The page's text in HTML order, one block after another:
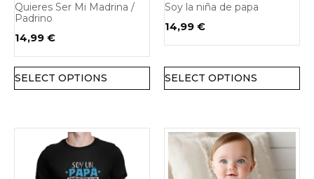
Quieres Ser Mi Madrina /
Padrino
14,99 €
SELECT OPTIONS
Soy la niña de papa
14,99 €
SELECT OPTIONS